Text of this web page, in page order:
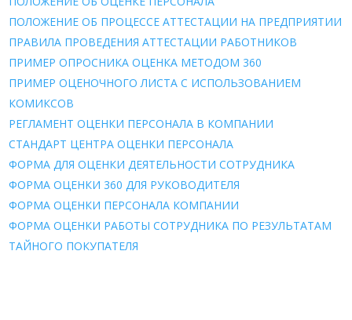
ПОЛОЖЕНИЕ ОБ ПРОЦЕССЕ АТТЕСТАЦИИ НА ПРЕДПРИЯТИИ
ПРАВИЛА ПРОВЕДЕНИЯ АТТЕСТАЦИИ РАБОТНИКОВ
ПРИМЕР ОПРОСНИКА ОЦЕНКА МЕТОДОМ 360
ПРИМЕР ОЦЕНОЧНОГО ЛИСТА С ИСПОЛЬЗОВАНИЕМ
КОМИКСОВ
РЕГЛАМЕНТ ОЦЕНКИ ПЕРСОНАЛА В КОМПАНИИ
СТАНДАРТ ЦЕНТРА ОЦЕНКИ ПЕРСОНАЛА
ФОРМА ДЛЯ ОЦЕНКИ ДЕЯТЕЛЬНОСТИ СОТРУДНИКА
ФОРМА ОЦЕНКИ 360 ДЛЯ РУКОВОДИТЕЛЯ
ФОРМА ОЦЕНКИ ПЕРСОНАЛА КОМПАНИИ
ФОРМА ОЦЕНКИ РАБОТЫ СОТРУДНИКА ПО РЕЗУЛЬТАТАМ
ТАЙНОГО ПОКУПАТЕЛЯ